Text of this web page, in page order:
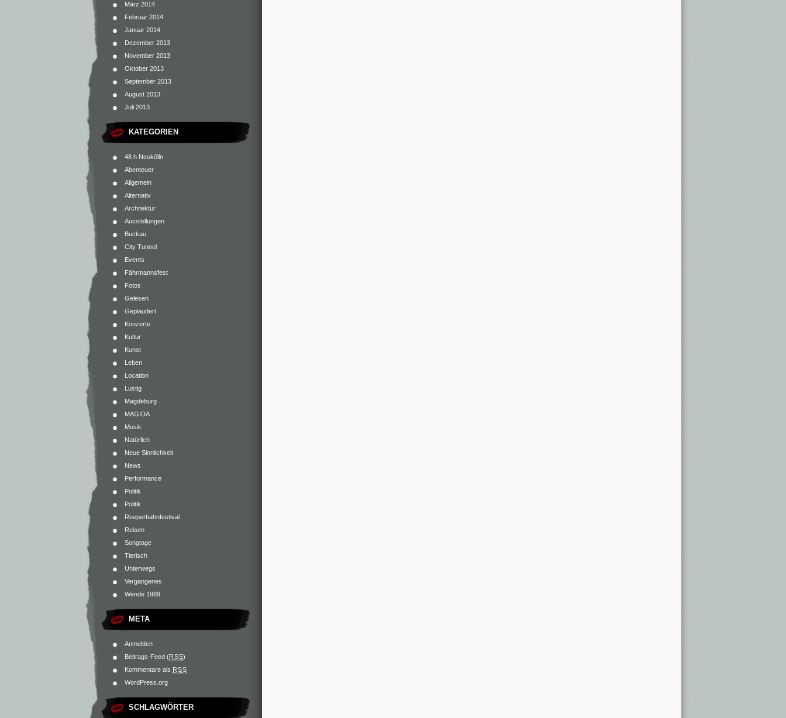
März 2014
Februar 2014
Januar 2014
Dezember 2013
November 2013
Oktober 2013
September 2013
August 2013
Juli 2013
KATEGORIEN
48 h Neukölln
Abenteuer
Allgemein
Alternativ
Architektur
Ausstellungen
Buckau
City Tunnel
Events
Fährmannsfest
Fotos
Gelesen
Geplaudert
Konzerte
Kultur
Kunst
Leben
Location
Lustig
Magdeburg
MAGIDA
Musik
Natürlich
Neue Sinnlichkeit
News
Performance
Politik
Politik
Reeperbahnfestival
Reisen
Songtage
Tierisch
Unterwegs
Vergangenes
Wende 1989
META
Anmelden
Beitrags-Feed (RSS)
Kommentare als RSS
WordPress.org
SCHLAGWÖRTER